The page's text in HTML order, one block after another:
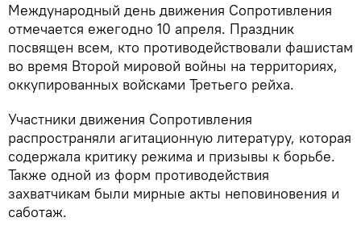
Международный день движения Сопротивления
отмечается ежегодно 10 апреля. Праздник
посвящен всем, кто противодействовали фашистам
во время Второй мировой войны на территориях,
оккупированных войсками Третьего рейха.
Участники движения Сопротивления
распространяли агитационную литературу, которая
содержала критику режима и призывы к борьбе.
Также одной из форм противодействия
захватчикам были мирные акты неповиновения и
саботаж.